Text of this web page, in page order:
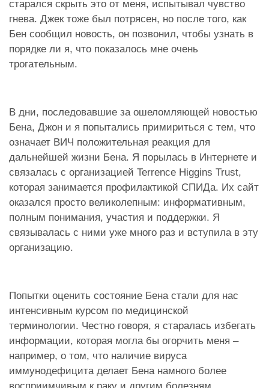
старался скрыть это от меня, испытывал чувство
гнева. Джек тоже был потрясен, но после того, как
Бен сообщил новость, он позвонил, чтобы узнать в
порядке ли я, что показалось мне очень
трогательным.
В дни, последовавшие за ошеломляющей новостью
Бена, Джон и я попытались примириться с тем, что
означает ВИЧ положительная реакция для
дальнейшей жизни Бена. Я порылась в Интернете и
связалась с организацией Terrence Higgins Trust,
которая занимается профилактикой СПИДа. Их сайт
оказался просто великолепным: информативным,
полным понимания, участия и поддержки. Я
связывалась с ними уже много раз и вступила в эту
организацию.
Попытки оценить состояние Бена стали для нас
интенсивным курсом по медицинской
терминологии. Честно говоря, я старалась избегать
информации, которая могла бы огорчить меня –
например, о том, что наличие вируса
иммунодефицита делает Бена намного более